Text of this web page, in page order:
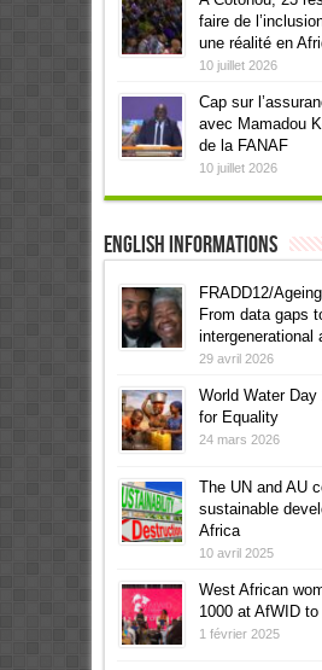
faire de
une réalité en
10 juillet 2026
Cap sur
avec Mamadou
de la FANAF
10 juillet 2026
English informations
FRADD12/
From data gaps
intergenerational
29 avril 2026
World Water Day
for Equality
24 mars 2026
The UN and AU
sustainable
Africa
10 avril 2025
West African
1000 at AfWID
1 février 2025